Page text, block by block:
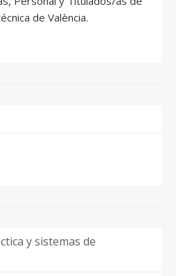
de València.
y sistemas de